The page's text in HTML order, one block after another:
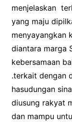
menjelaskan
yang maju
menyayangkan
diantara marga
kebersamaan
.terkait dengan
hasudungan
diusung rakyat
dan mampu